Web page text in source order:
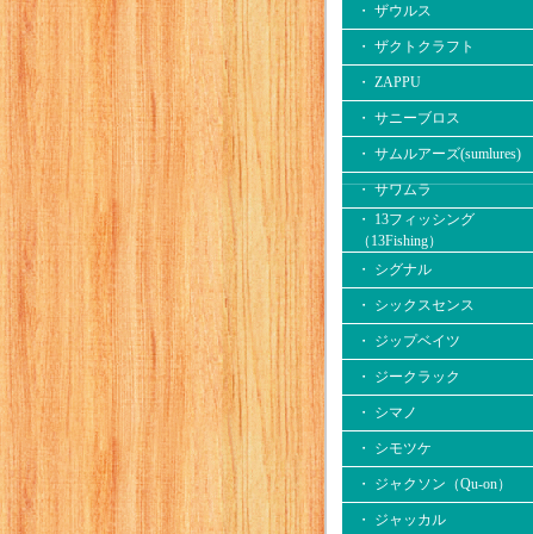
・ ザウルス
・ ザクトクラフト
・ ZAPPU
・ サニーブロス
・ サムルアーズ(sumlures)
・ サワムラ
・ 13フィッシング
（13Fishing）
・ シグナル
・ シックスセンス
・ ジップベイツ
・ ジークラック
・ シマノ
・ シモツケ
・ ジャクソン（Qu-on）
・ ジャッカル